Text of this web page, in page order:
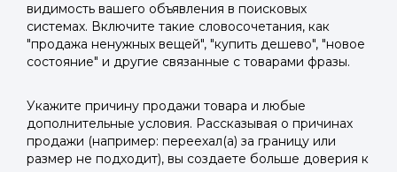
видимость вашего объявления в поисковых
системах. Включите такие словосочетания, как
"продажа ненужных вещей", "купить дешево", "новое
состояние" и другие связанные с товарами фразы.
Укажите причину продажи товара и любые
дополнительные условия. Рассказывая о причинах
продажи (например: переехал(а) за границу или
размер не подходит), вы создаете больше доверия к